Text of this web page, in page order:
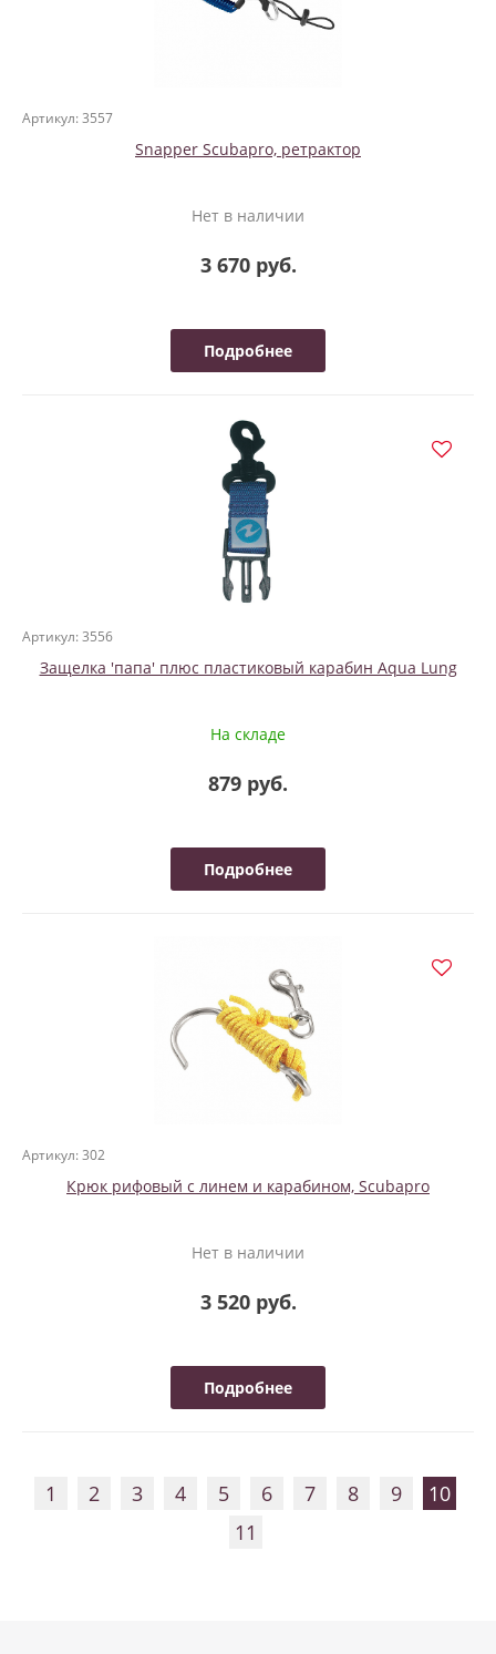
Артикул: 3557
Snapper Scubapro, ретрактор
Нет в наличии
3 670 руб.
Подробнее
Артикул: 3556
Защелка 'папа' плюс пластиковый карабин Aqua Lung
На складе
879 руб.
Подробнее
Артикул: 302
Крюк рифовый с линем и карабином, Scubapro
Нет в наличии
3 520 руб.
Подробнее
1 2 3 4 5 6 7 8 9
10
11